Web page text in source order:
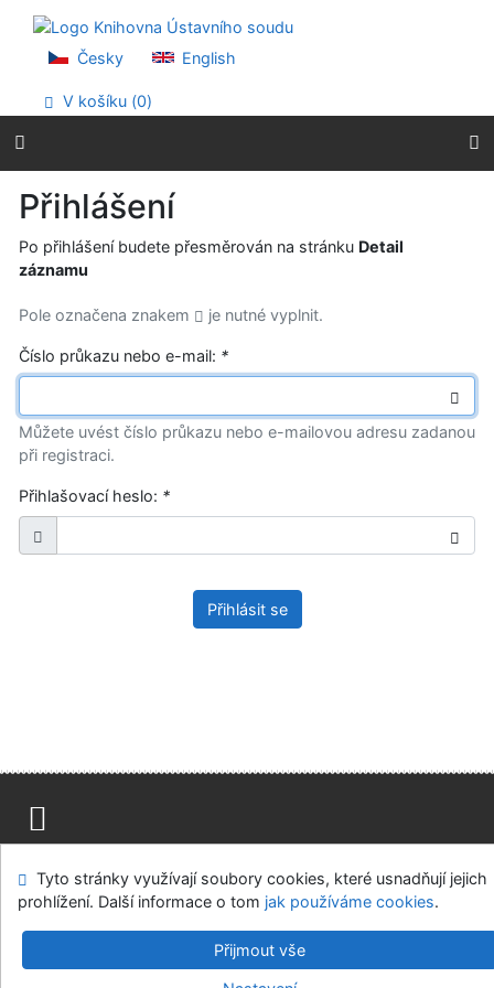
Přejít na menu
Prohlášení o webové přístupnosti
Česky English
V košíku (0)
Přihlášení
Po přihlášení budete přesměrován na stránku Detail
záznamu
Pole označena znakem je nutné vyplnit.
Číslo průkazu nebo e-mail: *
Můžete uvést číslo průkazu nebo e-mailovou adresu zadanou
při registraci.
Přihlašovací heslo: *
Přihlásit se
Modul OpenSearch
Napište nám Nastavení cookies
Ústavní soud, IČO: 48513687, se sídlem Joštova 625/8,
Tyto stránky využívají soubory cookies, které usnadňují jejich
prohlížení. Další informace o tom jak používáme cookies.
Přijmout vše